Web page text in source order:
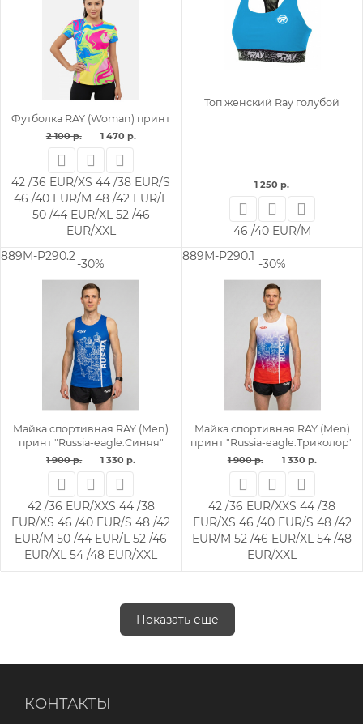
Футболка RAY (Woman) принт
2 100 р. 1 470 р.
42 /36 EUR/XS 44 /38 EUR/S
46 /40 EUR/M 48 /42 EUR/L
50 /44 EUR/XL 52 /46
EUR/XXL
Топ женский Ray голубой
1 250 р.
46 /40 EUR/M
889M-P290.2
-30%
Майка спортивная RAY (Men)
принт "Russia-eagle.Синяя"
1 900 р. 1 330 р.
42 /36 EUR/XXS 44 /38
EUR/XS 46 /40 EUR/S 48 /42
EUR/M 50 /44 EUR/L 52 /46
EUR/XL 54 /48 EUR/XXL
889M-P290.1
-30%
Майка спортивная RAY (Men)
принт "Russia-eagle.Триколор"
1 900 р. 1 330 р.
42 /36 EUR/XXS 44 /38
EUR/XS 46 /40 EUR/S 48 /42
EUR/M 52 /46 EUR/XL 54 /48
EUR/XXL
Показать ещё
КОНТАКТЫ